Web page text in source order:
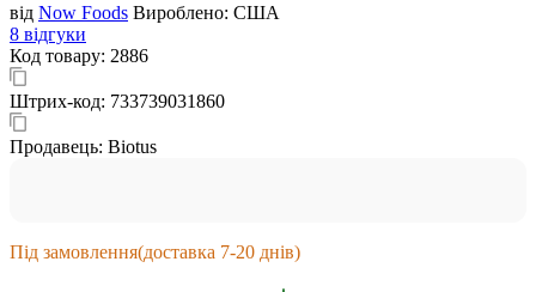
від Now Foods Вироблено: США
8 відгуки
Код товару: 2886
Штрих-код: 733739031860
Продавець: Biotus
Під замовлення(доставка 7-20 днів)